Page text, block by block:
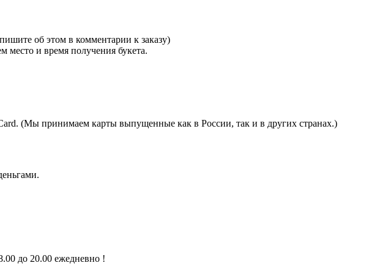
об этом в комментарии к заказу)
место и время получения букета.
(Мы принимаем карты выпущенные как в России, так и в других странах.)
до 20.00 ежедневно !